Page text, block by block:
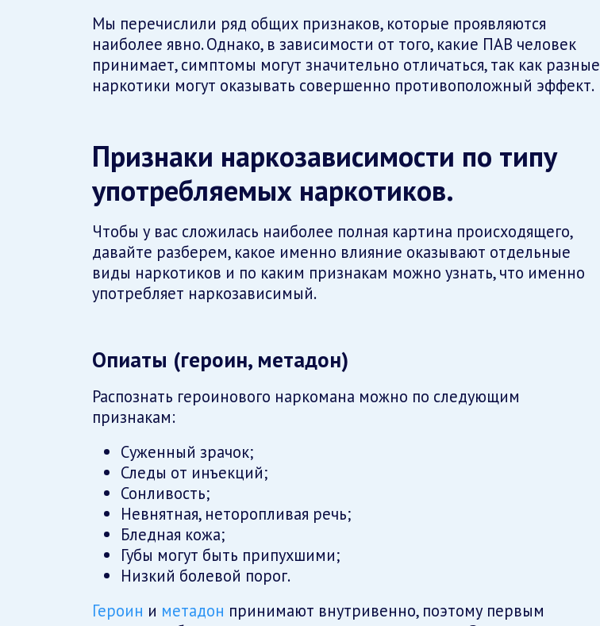
Мы перечислили ряд общих признаков, которые проявляются
наиболее явно. Однако, в зависимости от того, какие ПАВ человек
принимает, симптомы могут значительно отличаться, так как разные
наркотики могут оказывать совершенно противоположный эффект.
Признаки наркозависимости по типу
употребляемых наркотиков.
Чтобы у вас сложилась наиболее полная картина происходящего,
давайте разберем, какое именно влияние оказывают отдельные
виды наркотиков и по каким признакам можно узнать, что именно
употребляет наркозависимый.
Опиаты (героин, метадон)
Распознать героинового наркомана можно по следующим
признакам:
Суженный зрачок;
Следы от инъекций;
Сонливость;
Невнятная, неторопливая речь;
Бледная кожа;
Губы могут быть припухшими;
Низкий болевой порог.
Героин и метадон принимают внутривенно, поэтому первым